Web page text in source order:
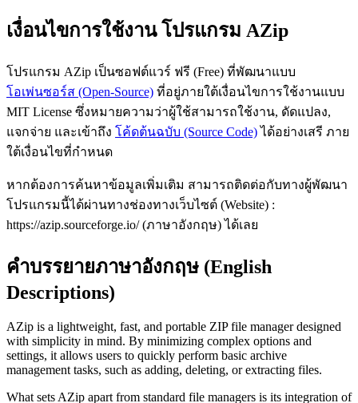
เงื่อนไขการใช้งาน โปรแกรม AZip
โปรแกรม AZip เป็นซอฟต์แวร์ ฟรี (Free) ที่พัฒนาแบบ
โอเพ่นซอร์ส (Open-Source) ที่อยู่ภายใต้เงื่อนไขการใช้งานแบบ
MIT License ซึ่งหมายความว่าผู้ใช้สามารถใช้งาน, ดัดแปลง,
แจกจ่าย และเข้าถึง โค้ดต้นฉบับ (Source Code)ได้อย่างเสรี ภาย
ใต้เงื่อนไขที่กำหนด
หากต้องการค้นหาข้อมูลเพิ่มเติม สามารถติดต่อกับทางผู้พัฒนา
โปรแกรมนี้ได้ผ่านทางช่องทางเว็บไซต์ (Website) :
https://azip.sourceforge.io/ (ภาษาอังกฤษ) ได้เลย
คำบรรยายภาษาอังกฤษ (English
Descriptions)
AZip is a lightweight, fast, and portable ZIP file manager designed
with simplicity in mind. By minimizing complex options and
settings, it allows users to quickly perform basic archive
management tasks, such as adding, deleting, or extracting files.
What sets AZip apart from standard file managers is its integration of